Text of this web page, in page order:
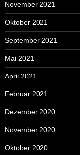
November 2021
Oktober 2021
September 2021
Mai 2021
April 2021
Februar 2021
Dezember 2020
November 2020
Oktober 2020